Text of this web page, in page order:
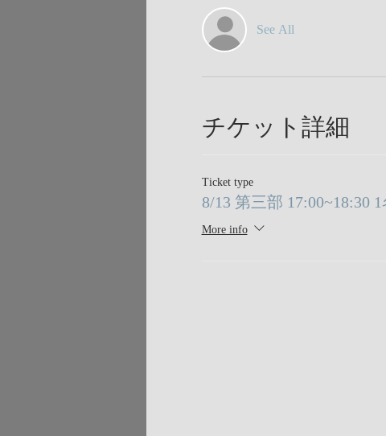
See All
チケット詳細
Ticket type
8/13 第三部 17:00~18:30
More info